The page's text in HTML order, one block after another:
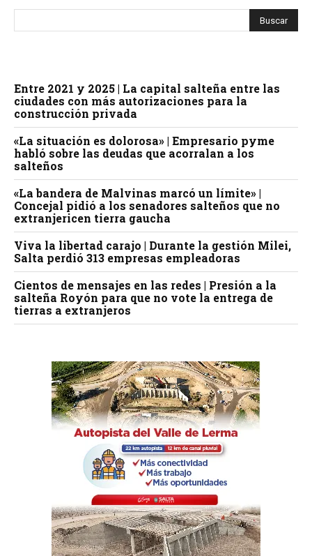
Entre 2021 y 2025 | La capital salteña entre las
ciudades con más autorizaciones para la
construcción privada
«La situación es dolorosa» | Empresario pyme
habló sobre las deudas que acorralan a los
salteños
«La bandera de Malvinas marcó un límite» |
Concejal pidió a los senadores salteños que no
extranjericen tierra gaucha
Viva la libertad carajo | Durante la gestión Milei,
Salta perdió 313 empresas empleadoras
Cientos de mensajes en las redes | Presión a la
salteña Royón para que no vote la entrega de
tierras a extranjeros